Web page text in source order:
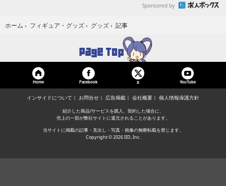
Sponsored by
ホーム › フィギュア・グッズ › グッズ › 記事
Home Facebook X YouTube
インサイドについて お問合せ 広告掲載 会社概要 個人情報保護方針
紹介した商品/サービスを購入、契約した場合に、
売上の一部が弊社サイトに還元されることがあります。
当サイトに掲載の記事・見出し・写真・画像の無断転載を禁じます。
Copyright © 2026 IID, Inc.